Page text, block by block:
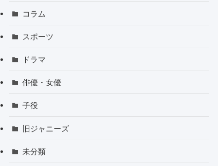
コラム
スポーツ
ドラマ
俳優・女優
子役
旧ジャニーズ
未分類